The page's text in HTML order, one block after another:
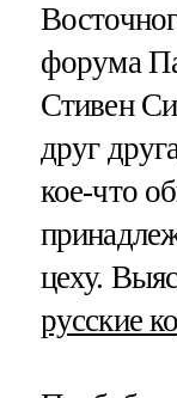
форума
Стивен
друг
кое-что
цеху.
русские